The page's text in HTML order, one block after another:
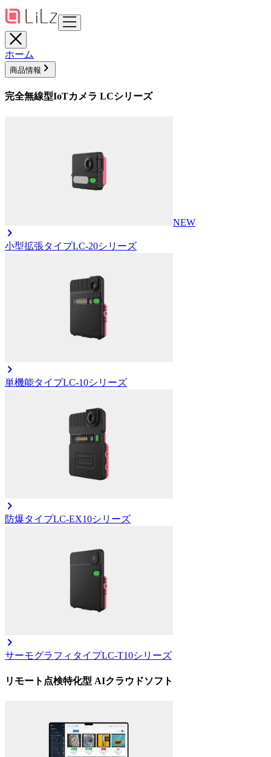
ホーム
商品情報
完全無線型IoTカメラ LCシリーズ
NEW
小型拡張タイプLC-20シリーズ
単機能タイプLC-10シリーズ
防爆タイプLC-EX10シリーズ
サーモグラフィタイプLC-T10シリーズ
リモート点検特化型 AIクラウドソフト